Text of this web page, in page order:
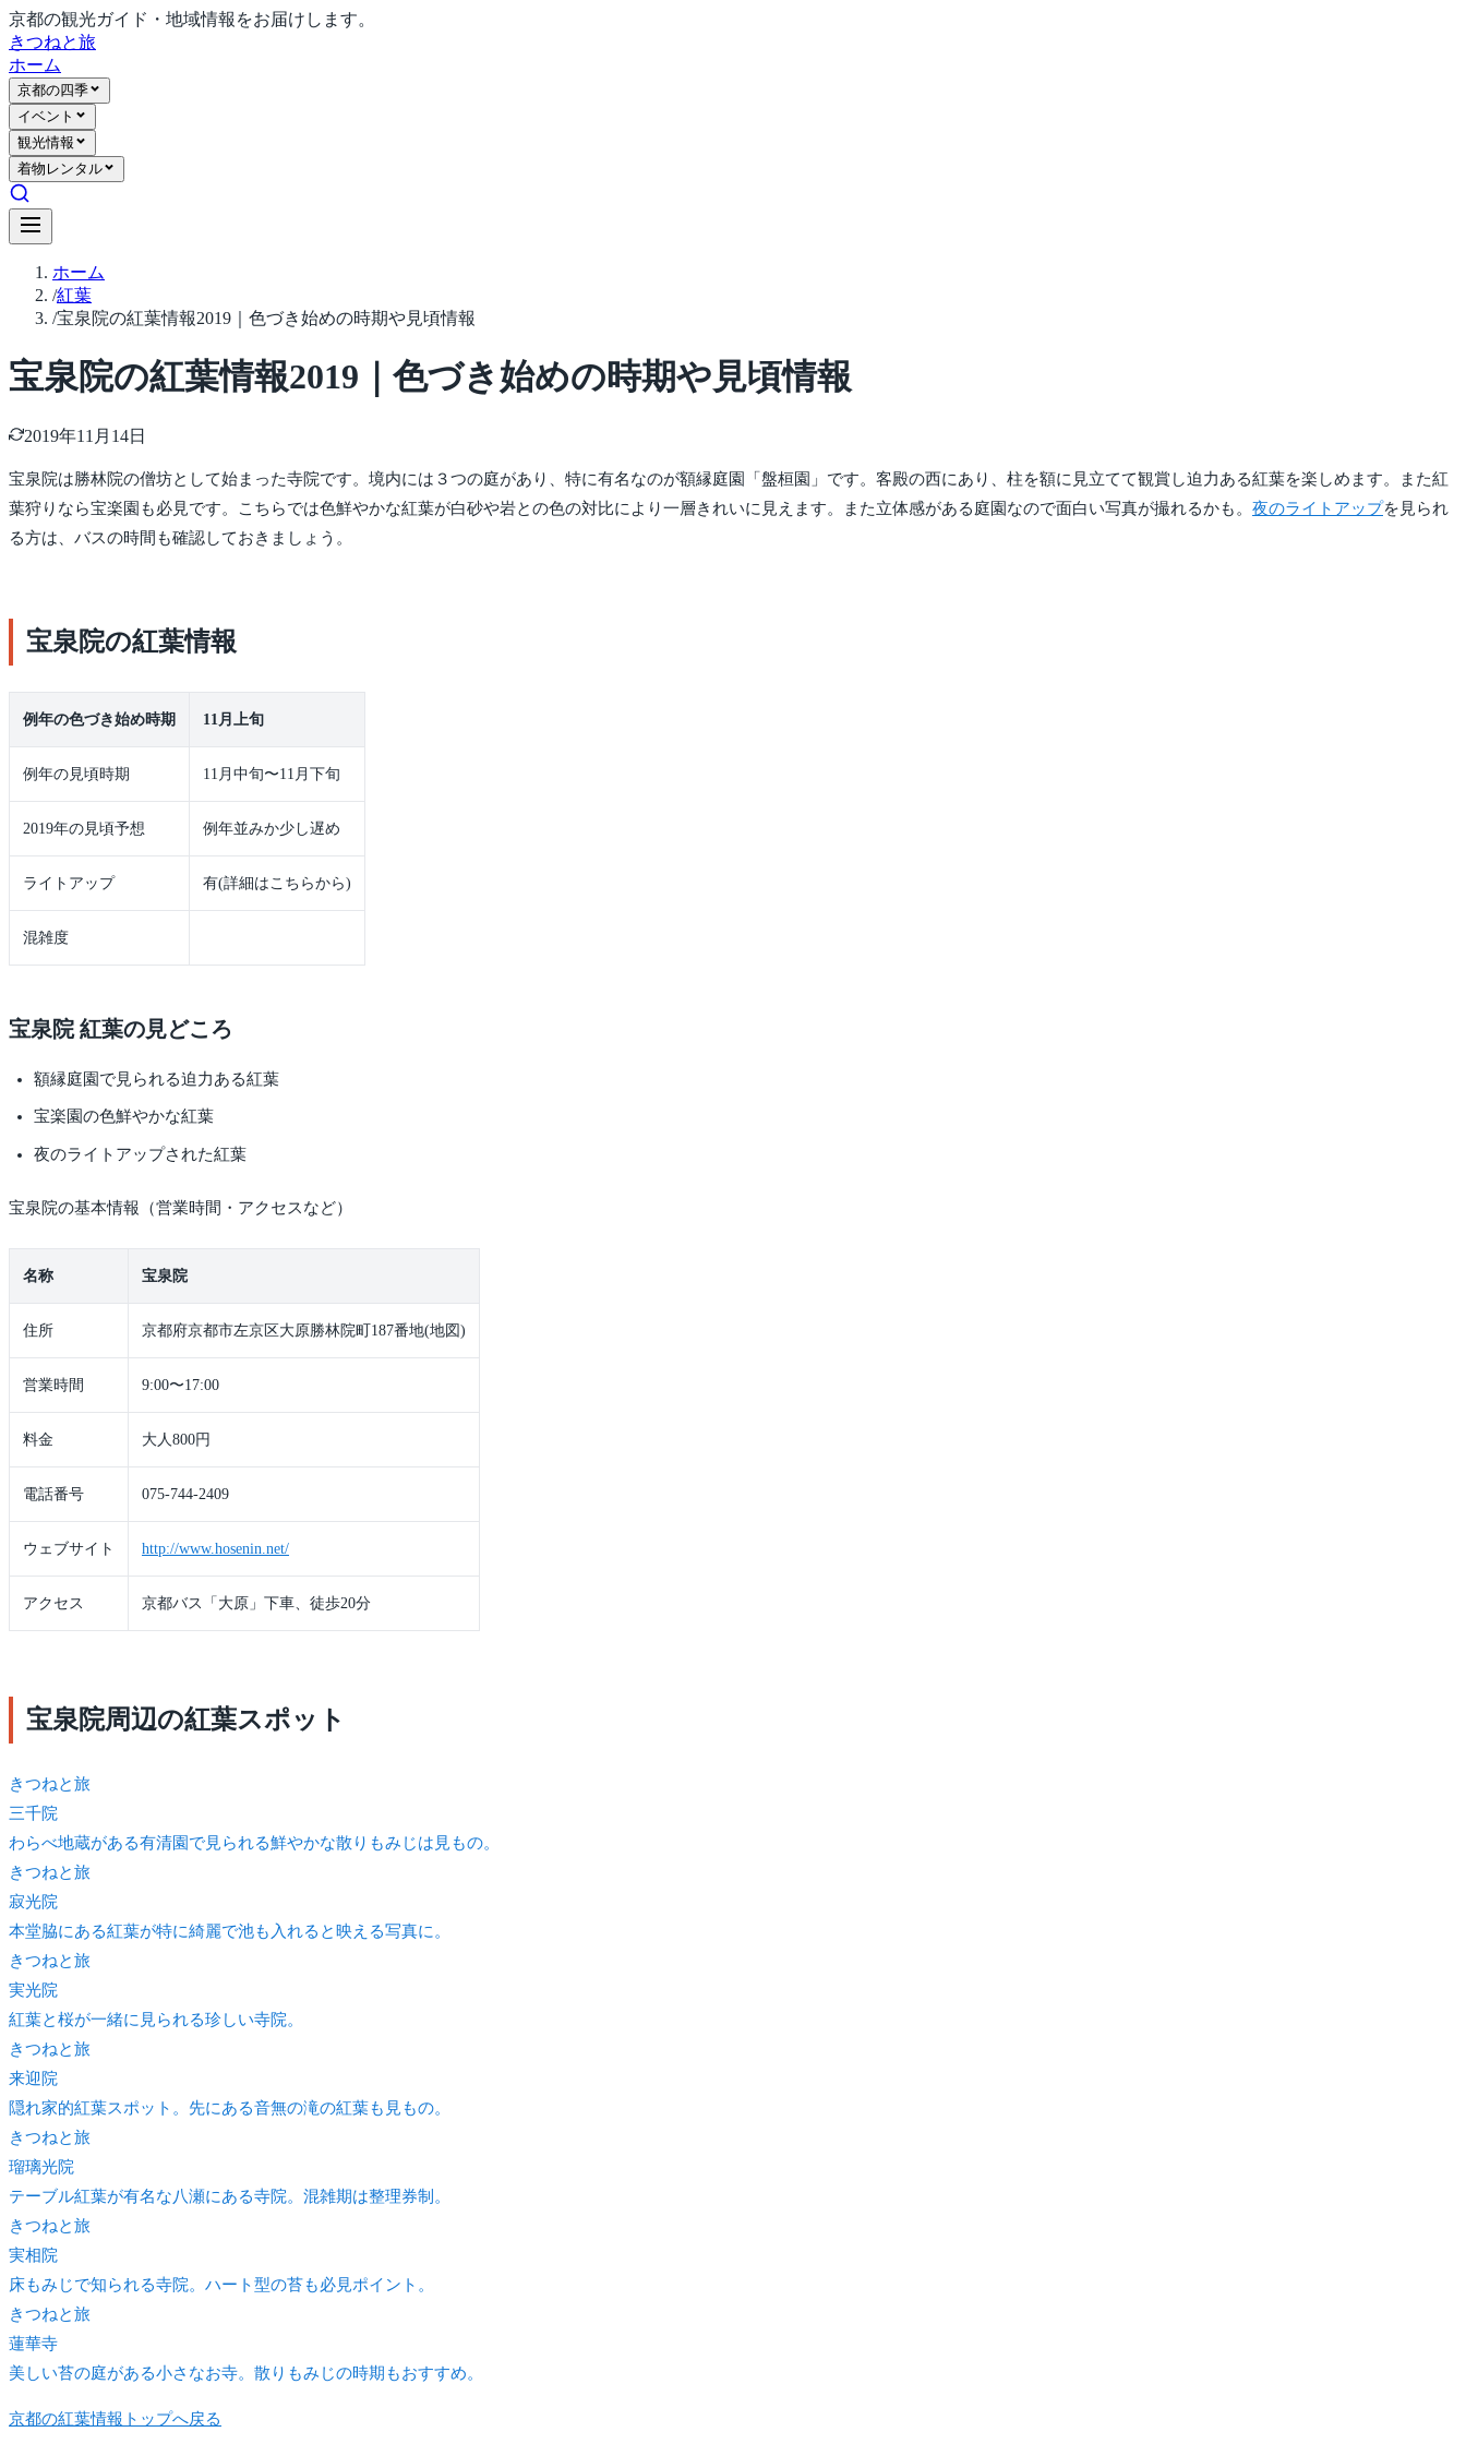
京都の観光ガイド・地域情報をお届けします。
きつねと旅
ホーム
京都の四季
イベント
観光情報
着物レンタル
ホーム
/紅葉
/宝泉院の紅葉情報2019｜色づき始めの時期や見頃情報
宝泉院の紅葉情報2019｜色づき始めの時期や見頃情報
2019年11月14日
宝泉院は勝林院の僧坊として始まった寺院です。境内には３つの庭があり、特に有名なのが額縁庭園「盤桓園」です。客殿の西にあり、柱を額に見立てて観賞し迫力ある紅葉を楽しめます。また紅
葉狩りなら宝楽園も必見です。こちらでは色鮮やかな紅葉が白砂や岩との色の対比により一層きれいに見えます。また立体感がある庭園なので面白い写真が撮れるかも。 夜のライトアップを見られ
る方は、バスの時間も確認しておきましょう。
宝泉院の紅葉情報
例年の色づき始め時期 11月上旬
例年の見頃時期 11月中旬〜11月下旬
2019年の見頃予想 例年並みか少し遅め
ライトアップ 有(詳細はこちらから)
混雑度
宝泉院 紅葉の見どころ
額縁庭園で見られる迫力ある紅葉
宝楽園の色鮮やかな紅葉
夜のライトアップされた紅葉
宝泉院の基本情報（営業時間・アクセスなど）
名称 宝泉院
住所 京都府京都市左京区大原勝林院町187番地(地図)
営業時間 9:00〜17:00
料金 大人800円
電話番号 075-744-2409
ウェブサイト http://www.hosenin.net/
アクセス 京都バス「大原」下車、徒歩20分
宝泉院周辺の紅葉スポット
きつねと旅
三千院
わらべ地蔵がある有清園で見られる鮮やかな散りもみじは見もの。
きつねと旅
寂光院
本堂脇にある紅葉が特に綺麗で池も入れると映える写真に。
きつねと旅
実光院
紅葉と桜が一緒に見られる珍しい寺院。
きつねと旅
来迎院
隠れ家的紅葉スポット。先にある音無の滝の紅葉も見もの。
きつねと旅
瑠璃光院
テーブル紅葉が有名な八瀬にある寺院。混雑期は整理券制。
きつねと旅
実相院
床もみじで知られる寺院。ハート型の苔も必見ポイント。
きつねと旅
蓮華寺
美しい苔の庭がある小さなお寺。散りもみじの時期もおすすめ。
京都の紅葉情報トップへ戻る